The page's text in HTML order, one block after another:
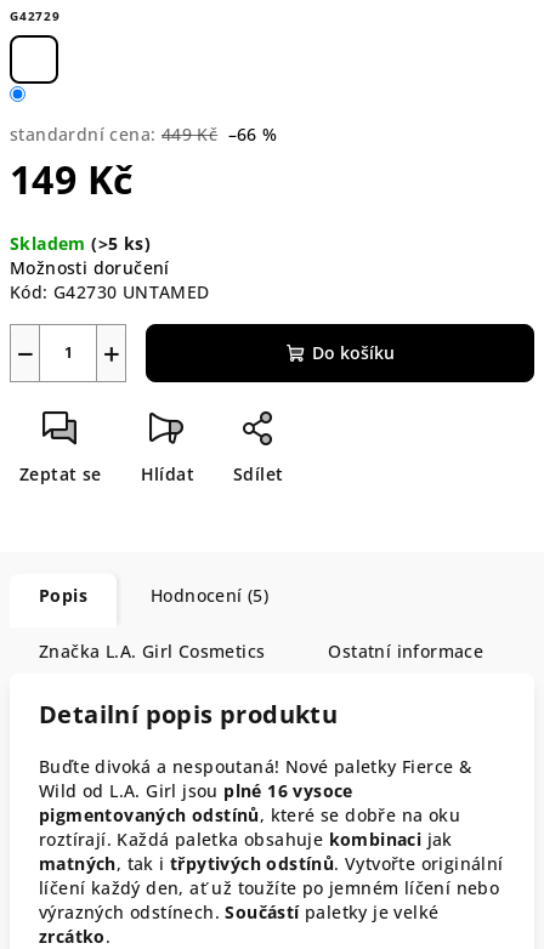
G42729
standardní cena: 449 Kč –66 %
149 Kč
cena:
Skladem(>5 ks)
Možnosti doručení
Kód: G42730 UNTAMED
+
− Do košíku
Zeptat se Hlídat Sdílet
Popis Hodnocení (5)
Značka L.A. Girl Cosmetics Ostatní informace
Detailní popis produktu
Buďte divoká a nespoutaná! Nové paletky Fierce &
Wild od L.A. Girl jsou plné 16 vysoce
pigmentovaných odstínů, které se dobře na oku
roztírají. Každá paletka obsahuje kombinaci jak
matných, tak itřpytivých odstínů. Vytvořte originální
líčení každý den, ať už toužíte po jemném líčení nebo
výrazných odstínech.Součástípaletky je velké
zrcátko.